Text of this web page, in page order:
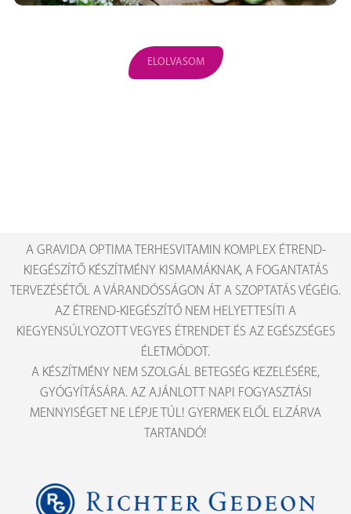
ELOLVASOM
A GRAVIDA OPTIMA TERHESVITAMIN KOMPLEX ÉTREND-
KIEGÉSZÍTŐ KÉSZÍTMÉNY KISMAMÁKNAK, A FOGANTATÁS
TERVEZÉSÉTŐL A VÁRANDÓSSÁGON ÁT A SZOPTATÁS VÉGÉIG.
AZ ÉTREND-KIEGÉSZÍTŐ NEM HELYETTESÍTI A
KIEGYENSÚLYOZOTT VEGYES ÉTRENDET ÉS AZ EGÉSZSÉGES
ÉLETMÓDOT.
A KÉSZÍTMÉNY NEM SZOLGÁL BETEGSÉG KEZELÉSÉRE,
GYÓGYÍTÁSÁRA. AZ AJÁNLOTT NAPI FOGYASZTÁSI
MENNYISÉGET NE LÉPJE TÚL! GYERMEK ELŐL ELZÁRVA
TARTANDÓ!